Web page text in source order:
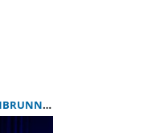
MÜNCHEN)